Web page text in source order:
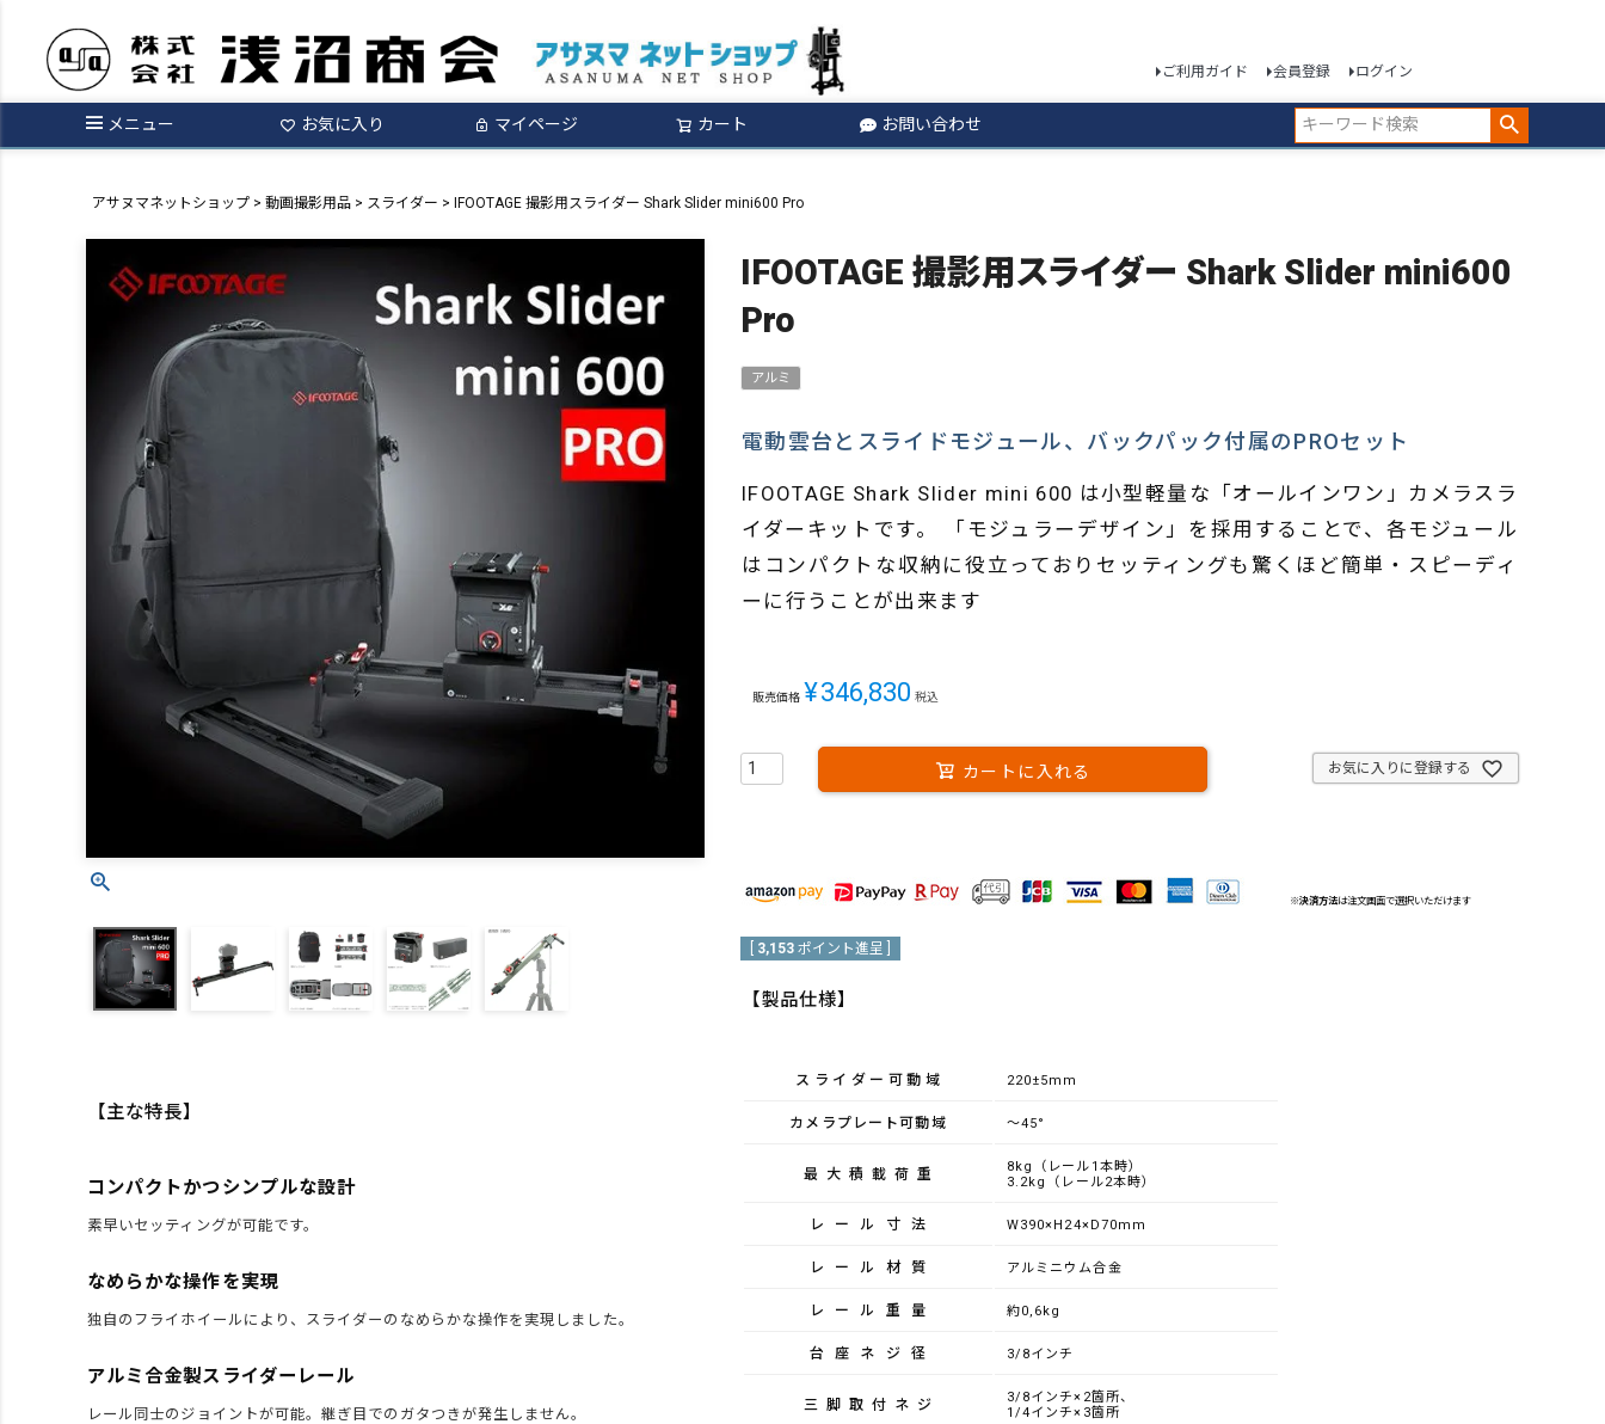
ご利用ガイド 会員登録 ログイン
メニュー お気に入り マイページ カート お問い合わせ
検索
アサヌマネットショップ 動画撮影用品 スライダー IFOOTAGE 撮影用スライダー Shark Slider mini600 Pro
【主な特長】
コンパクトかつシンプルな設計
素早いセッティングが可能です。
なめらかな操作を実現
独自のフライホイールにより、スライダーのなめらかな操作を実現しました。
アルミ合金製スライダーレール
レール同士のジョイントが可能。継ぎ目でのガタつきが発生しません。
IFOOTAGE 撮影用スライダー Shark Slider mini600
Pro
アルミ
電動雲台とスライドモジュール、バックパック付属のPROセット
IFOOTAGE Shark Slider mini 600 は小型軽量な「オールインワン」カメラスラ
イダーキットです。 「モジュラーデザイン」を採用することで、各モジュール
はコンパクトな収納に役立っておりセッティングも驚くほど簡単・スピーディ
ーに行うことが出来ます
販売価格 ¥346,830 税込
お気に入りに登録する
カートに入れる
※決済方法は注文画面で選択いただけます
3,153 ポイント進呈 ]
【製品仕様】
スライダー可動域 220±5mm
カメラプレート可動域 ～45°
最大積載荷重
8kg（レール1本時）
3.2kg（レール2本時）
レール寸法 W390×H24×D70mm
レール材質 アルミニウム合金
レール重量 約0,6kg
台座ネジ径 3/8インチ
三脚取付ネジ
3/8インチ×2箇所、
1/4インチ×3箇所